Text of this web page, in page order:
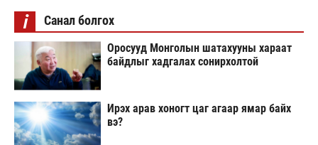
i Санал болгох
Оросууд Монголын шатахууны хараат
байдлыг хадгалах сонирхолтой
Ирэх арав хоногт цаг агаар ямар байх
вэ?